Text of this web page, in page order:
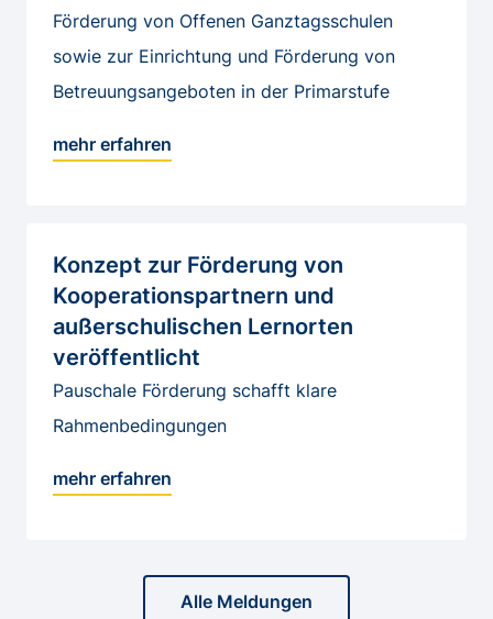
Förderung von Offenen Ganztagsschulen
sowie zur Einrichtung und Förderung von
Betreuungsangeboten in der Primarstufe
mehr erfahren
Konzept zur Förderung von
Kooperationspartnern und
außerschulischen Lernorten
veröffentlicht
Pauschale Förderung schafft klare
Rahmenbedingungen
mehr erfahren
Alle Meldungen